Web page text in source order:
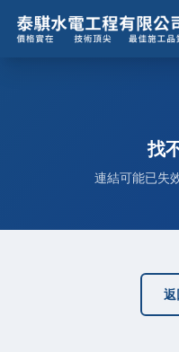
找
連結可能已失
返